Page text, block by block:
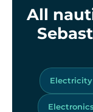
All
Electricity